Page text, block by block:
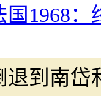
1968
到南岱